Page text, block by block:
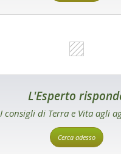
L'Esperto
I consigli di Terra e Vita agli
Cerca adesso